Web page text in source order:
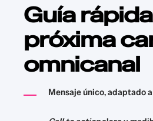
Guía
próxima
omnicanal
Mensaje único, adaptado